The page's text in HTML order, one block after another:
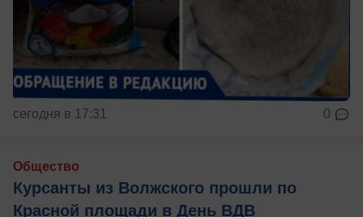
сегодня в 17:31 0
Общество
Курсанты из Волжского прошли по
Красной площади в День ВДВ